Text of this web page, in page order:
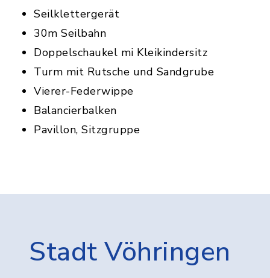
Seilklettergerät
30m Seilbahn
Doppelschaukel mi Kleikindersitz
Turm mit Rutsche und Sandgrube
Vierer-Federwippe
Balancierbalken
Pavillon, Sitzgruppe
Stadt Vöhringen